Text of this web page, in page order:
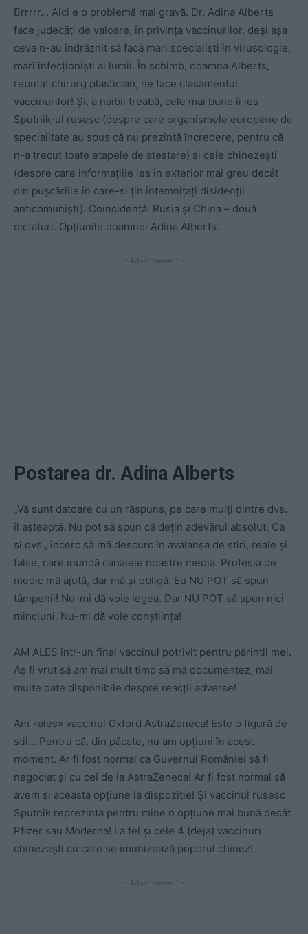
Brrrrr… Aici e o problemă mai gravă. Dr. Adina Alberts
face judecăți de valoare, în privința vaccinurilor, deși așa
ceva n-au îndrăznit să facă mari specialiști în virusologie,
mari infecționiști ai lumii. În schimb, doamna Alberts,
reputat chirurg plastician, ne face clasamentul
vaccinurilor! Și, a naibii treabă, cele mai bune îi ies
Sputnik-ul rusesc (despre care organismele europene de
specialitate au spus că nu prezintă încredere, pentru că
n-a trecut toate etapele de atestare) și cele chinezești
(despre care informațiile ies în exterior mai greu decât
din pușcăriile în care-și țin întemnițați disidenții
anticomuniști). Coincidență: Rusia și China – două
dictaturi. Opțiunile doamnei Adina Alberts.
- Advertisement -
Postarea dr. Adina Alberts
„Vă sunt datoare cu un răspuns, pe care mulți dintre dvs.
îl așteaptă. Nu pot să spun că dețin adevărul absolut. Ca
și dvs., încerc să mă descurc în avalanșa de știri, reale și
false, care inundă canalele noastre media. Profesia de
medic mă ajută, dar mă și obligă. Eu NU POT să spun
tâmpenii! Nu-mi dă voie legea. Dar NU POT să spun nici
minciuni. Nu-mi dă voie conștiința!
AM ALES într-un final vaccinul potrivit pentru părinții mei.
Aș fi vrut să am mai mult timp să mă documentez, mai
multe date disponibile despre reacții adverse!
Am «ales» vaccinul Oxford AstraZeneca! Este o figură de
stil… Pentru că, din păcate, nu am opțiuni în acest
moment. Ar fi fost normal ca Guvernul României să fi
negociat și cu cei de la AstraZeneca! Ar fi fost normal să
avem și această opțiune la dispoziție! Și vaccinul rusesc
Sputnik reprezintă pentru mine o opțiune mai bună decât
Pfizer sau Moderna! La fel și cele 4 (deja) vaccinuri
chinezești cu care se imunizează poporul chinez!
- Advertisement -